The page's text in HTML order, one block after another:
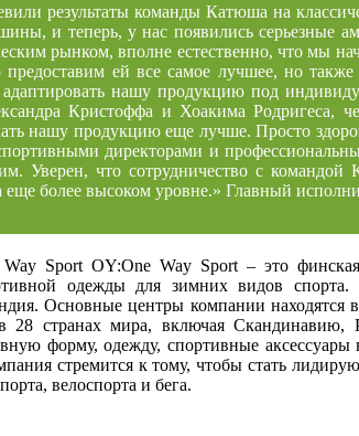
результаты команды Катюша на
и теперь, у нас появились серьезные
рынком, вполне естественно, что мы
ей все самое лучшее, но
нашу продукцию под
Кристоффа и Хоакима Родригеса,
нашу продукцию еще лучше. Просто
директорами и
Уверен, что сотрудничество с
еще более высоком уровне.» Главный
Sport OY:One Way Sport – это
одежды для зимних видов
Основные центры компании
28 странах мира, включая
форму, одежду, спортивные
стремится к тому, чтобы стать
велоспорта и бега.